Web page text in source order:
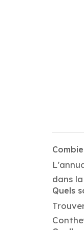
dans
Quels